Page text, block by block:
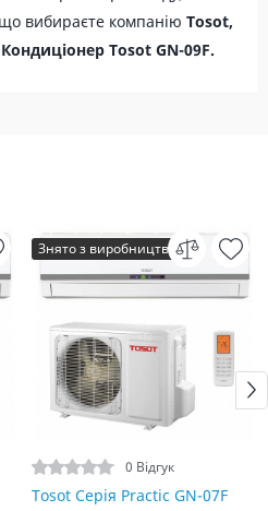
вибираєте компанію Tosot,
Кондиціонер Tosot GN-09F.
Знято з виробництва
0 Відгук
Tosot Серія Practic GN-07F